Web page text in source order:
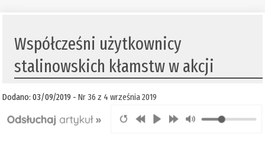
Współcześni użytkownicy
stalinowskich kłamstw w akcji
Dodano: 03/09/2019 -Nr 36 z 4 września 2019